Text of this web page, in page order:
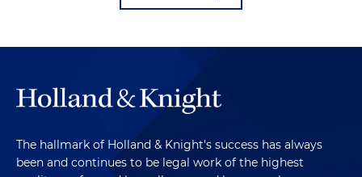
The hallmark of Holland & Knight's success has always
been and continues to be legal work of the highest